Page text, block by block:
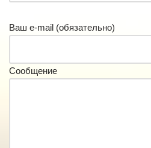
Ваш e-mail (обязательно)
Сообщение